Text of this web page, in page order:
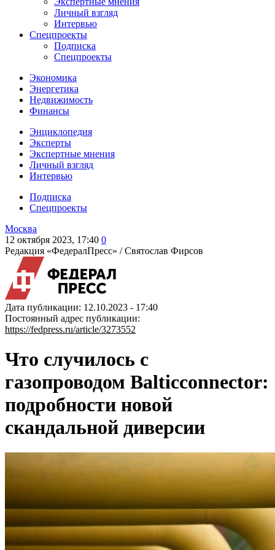
Личный взгляд
Интервью
Спецпроекты
Подписка
Спецпроекты
Экономика
Энергетика
Недвижимость
Финансы
Энциклопедия
Эксперты
Экспертные мнения
Личный взгляд
Интервью
Подписка
Спецпроекты
Москва
12 октября 2023, 17:40 0
Редакция «ФедералПресс» /Святослав Фирсов
Дата публикации: 12.10.2023 - 17:40
Постоянный адрес публикации:
https://fedpress.ru/article/3273552
Что случилось с
газопроводом Balticconnector:
подробности новой
скандальной диверсии